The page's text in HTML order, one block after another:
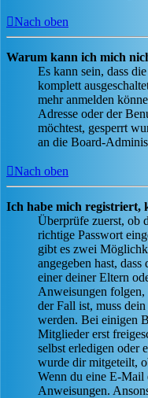
Nach oben
Warum kann ich mich
Es kann sein, dass
komplett
mehr anmelden
Adresse oder der
möchtest, gesperrt
an die Board-
Nach oben
Ich habe mich registriert,
Überprüfe zuerst, ob
richtige Passwort
gibt es zwei
angegeben hast,
einer deiner Eltern
Anweisungen folgen,
der Fall ist, muss
werden. Bei einigen
Mitglieder erst
selbst erledigen oder
wurde dir mitgeteilt,
Wenn du eine E-Mail
Anweisungen.